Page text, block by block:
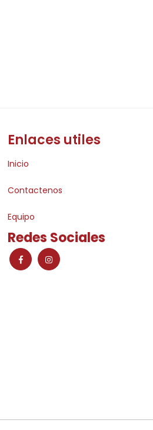
Enlaces utiles
Inicio
Contactenos
Equipo
Redes Sociales